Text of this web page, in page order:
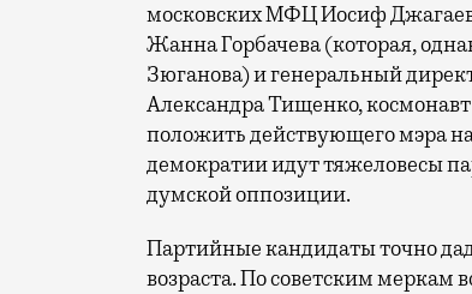
московских МФЦ Иосиф
Жанна Горбачева (которая,
Зюганова) и генеральный
Александра Тищенко,
положить действующего мэра
демократии идут тяжеловесы
думской оппозиции.
Партийные кандидаты точно
возраста. По советским